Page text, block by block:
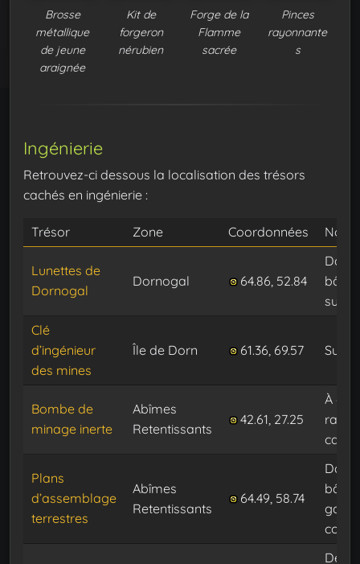
Brosse
métallique
de jeune
araignée
Kit de
forgeron
nérubien
Forge de la
Flamme
sacrée
Pinces
rayonnante
s
Ingénierie
Retrouvez-ci dessous la localisation des trésors
cachés en ingénierie :
Trésor Zone Coordonnées Note
Lunettes de
Dornogal
Dornogal 64.86, 52.84
Dans
sur
Clé
d’ingénieur
des mines
Île de Dorn 61.36, 69.57 Sur
Bombe de
minage inerte
Abîmes
Retentissants
42.61, 27.25
À
rails,
Plans
d’assemblage
terrestres
Abîmes
Retentissants
64.49, 58.74
Dans